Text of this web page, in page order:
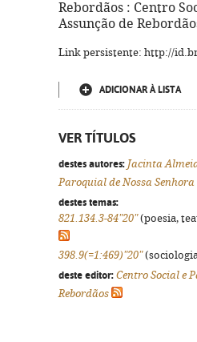
Rebordãos : Centro
Assunção de
Link persistente: http://
ADICIONAR À LISTA
VER TÍTULOS
destes autores: Jacinta
Paroquial de Nossa
destes temas:
821.134.3-84"20"(poesia,
398.9(=1:469)"20"
deste editor: Centro Social e
Rebordãos